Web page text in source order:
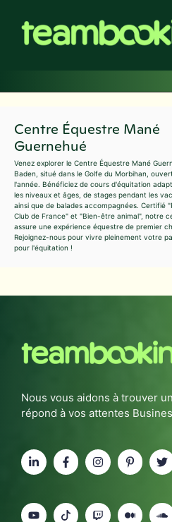
contenu
Centre Équestre Mané
Guernehué
Venez explorer le Centre Équestre Mané
Baden, situé dans le Golfe du Morbihan,
l'année. Bénéficiez de cours d'équitation
les niveaux et âges, de stages pendant les
ainsi que de balades accompagnées. Certifié
Club de France" et "Bien-être animal", notre
assure une expérience équestre de premier
Rejoignez-nous pour vivre pleinement votre
pour l'équitation !
Nous vous aidons à trouver
répond à vos attentes